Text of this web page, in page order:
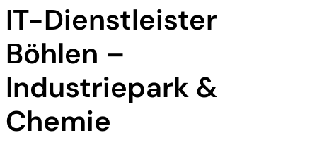
IT-Dienstleister
Böhlen –
Industriepark &
Chemie